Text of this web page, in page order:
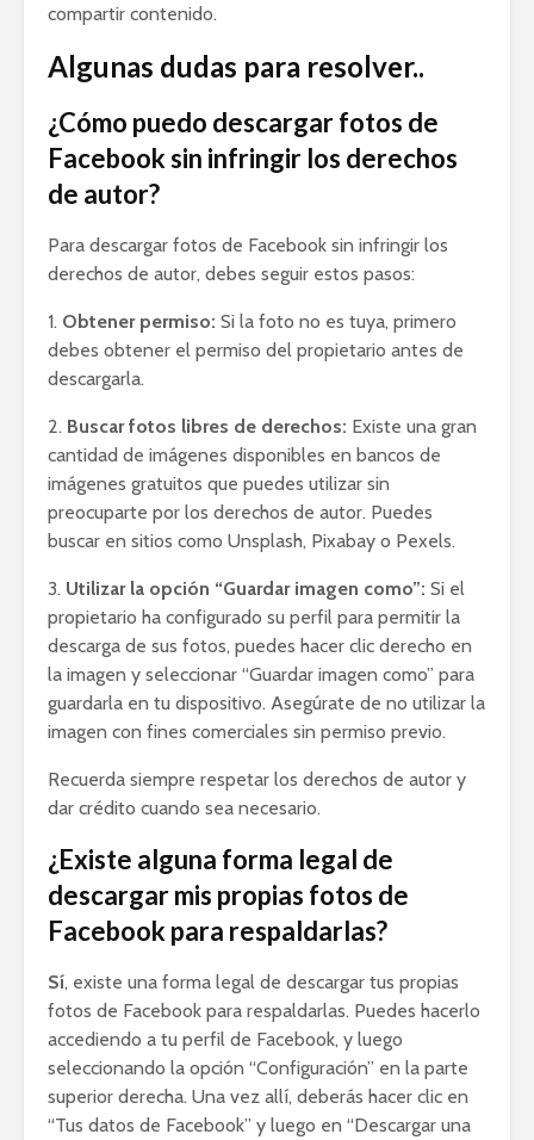
compartir contenido.
Algunas dudas para resolver..
¿Cómo puedo descargar fotos de
Facebook sin infringir los derechos
de autor?
Para descargar fotos de Facebook sin infringir los
derechos de autor, debes seguir estos pasos:
1. Obtener permiso: Si la foto no es tuya, primero
debes obtener el permiso del propietario antes de
descargarla.
2. Buscar fotos libres de derechos: Existe una gran
cantidad de imágenes disponibles en bancos de
imágenes gratuitos que puedes utilizar sin
preocuparte por los derechos de autor. Puedes
buscar en sitios como Unsplash, Pixabay o Pexels.
3. Utilizar la opción “Guardar imagen como”: Si el
propietario ha configurado su perfil para permitir la
descarga de sus fotos, puedes hacer clic derecho en
la imagen y seleccionar “Guardar imagen como” para
guardarla en tu dispositivo. Asegúrate de no utilizar la
imagen con fines comerciales sin permiso previo.
Recuerda siempre respetar los derechos de autor y
dar crédito cuando sea necesario.
¿Existe alguna forma legal de
descargar mis propias fotos de
Facebook para respaldarlas?
Sí, existe una forma legal de descargar tus propias
fotos de Facebook para respaldarlas. Puedes hacerlo
accediendo a tu perfil de Facebook, y luego
seleccionando la opción “Configuración” en la parte
superior derecha. Una vez allí, deberás hacer clic en
“Tus datos de Facebook” y luego en “Descargar una